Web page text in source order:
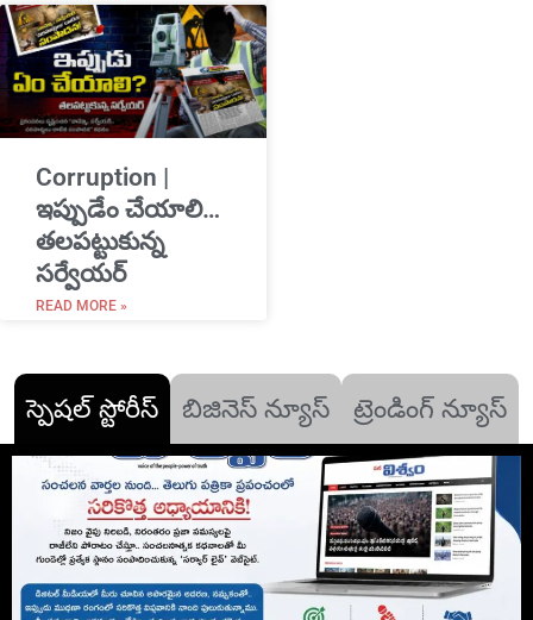
Corruption |
ఇప్పుడేం చేయాలి…
తలపట్టుకున్న
సర్వేయర్
READ MORE »
స్పెషల్ స్టోరీస్ బిజినెస్ న్యూస్ ట్రెండింగ్ న్యూస్